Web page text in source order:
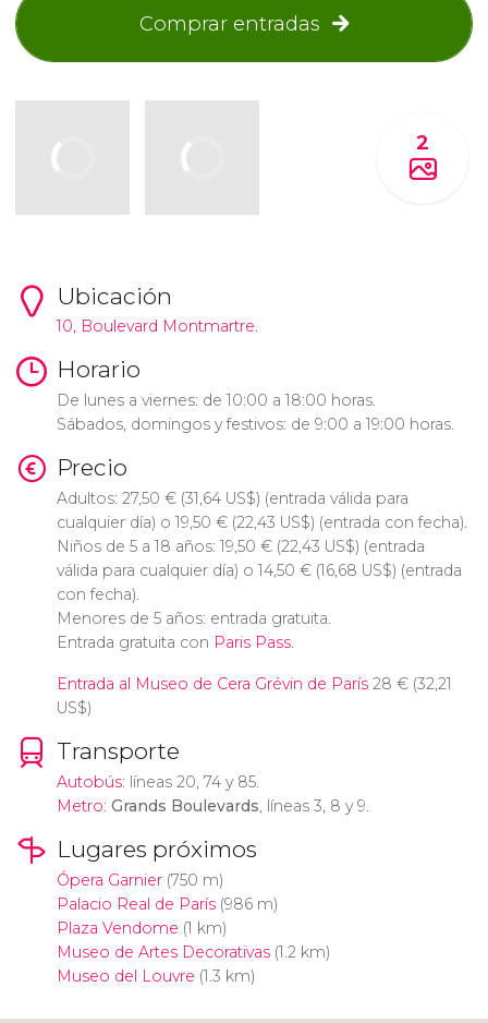
Comprar entradas
2
Ubicación
10, Boulevard Montmartre.
Horario
De lunes a viernes: de 10:00 a 18:00 horas.
Sábados, domingos y festivos: de 9:00 a 19:00 horas.
Precio
Adultos: 27,50 €(31,64 US$) (entrada válida para
cualquier día) o 19,50 €(22,43 US$) (entrada con fecha).
Niños de 5 a 18 años: 19,50 €(22,43 US$) (entrada
válida para cualquier día) o 14,50 €(16,68 US$) (entrada
con fecha).
Menores de 5 años: entrada gratuita.
Entrada gratuita con Paris Pass.
Entrada al Museo de Cera Grévin de París28 €(32,21
US$)
Transporte
Autobús: líneas 20, 74 y 85.
Metro: Grands Boulevards, líneas 3, 8 y 9.
Lugares próximos
Ópera Garnier(750 m)
Palacio Real de París(986 m)
Plaza Vendome (1 km)
Museo de Artes Decorativas(1.2 km)
Museo del Louvre (1.3 km)